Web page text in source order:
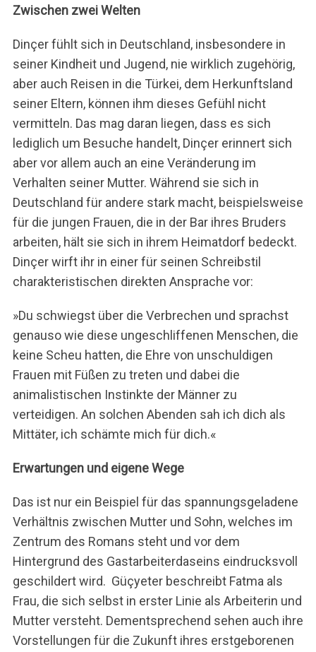
Zwischen zwei Welten
Dinçer fühlt sich in Deutschland, insbesondere in
seiner Kindheit und Jugend, nie wirklich zugehörig,
aber auch Reisen in die Türkei, dem Herkunftsland
seiner Eltern, können ihm dieses Gefühl nicht
vermitteln. Das mag daran liegen, dass es sich
lediglich um Besuche handelt, Dinçer erinnert sich
aber vor allem auch an eine Veränderung im
Verhalten seiner Mutter. Während sie sich in
Deutschland für andere stark macht, beispielsweise
für die jungen Frauen, die in der Bar ihres Bruders
arbeiten, hält sie sich in ihrem Heimatdorf bedeckt.
Dinçer wirft ihr in einer für seinen Schreibstil
charakteristischen direkten Ansprache vor:
»Du schwiegst über die Verbrechen und sprachst
genauso wie diese ungeschliffenen Menschen, die
keine Scheu hatten, die Ehre von unschuldigen
Frauen mit Füßen zu treten und dabei die
animalistischen Instinkte der Männer zu
verteidigen. An solchen Abenden sah ich dich als
Mittäter, ich schämte mich für dich.«
Erwartungen und eigene Wege
Das ist nur ein Beispiel für das spannungsgeladene
Verhältnis zwischen Mutter und Sohn, welches im
Zentrum des Romans steht und vor dem
Hintergrund des Gastarbeiterdaseins eindrucksvoll
geschildert wird. Güçyeter beschreibt Fatma als
Frau, die sich selbst in erster Linie als Arbeiterin und
Mutter versteht. Dementsprechend sehen auch ihre
Vorstellungen für die Zukunft ihres erstgeborenen